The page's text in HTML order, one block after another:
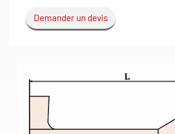
Demander un devis